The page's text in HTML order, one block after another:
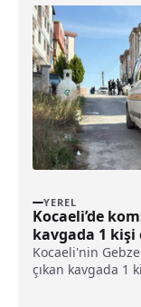
YEREL
Kocaeli’de
kavgada 1 kişi
haberi
Kocaeli'nin
çıkan kavgada 1